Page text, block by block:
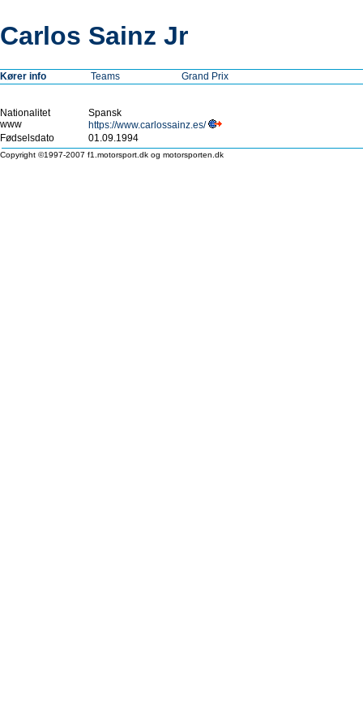
Carlos Sainz Jr
Kører info Teams Grand Prix
Nationalitet
Spansk
www
https://www.carlossainz.es/
Fødselsdato
01.09.1994
Copyright ©1997-2007 f1.motorsport.dk og motorsporten.dk